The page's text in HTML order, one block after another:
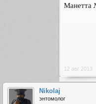
Манетта
12 авг 2013
Nikolaj
энтомолог